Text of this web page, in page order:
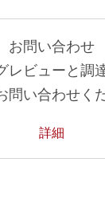
お問い合わせ
レビューと調
問い合わせく
詳細